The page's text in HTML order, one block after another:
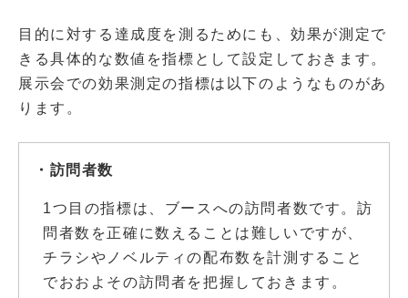
目的に対する達成度を測るためにも、効果が測定で
きる具体的な数値を指標として設定しておきます。
展示会での効果測定の指標は以下のようなものがあ
ります。
・訪問者数
1つ目の指標は、ブースへの訪問者数です。訪
問者数を正確に数えることは難しいですが、
チラシやノベルティの配布数を計測すること
でおおよその訪問者を把握しておきます。